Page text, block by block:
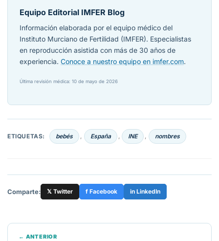
Equipo Editorial IMFER Blog
Información elaborada por el equipo médico del
Instituto Murciano de Fertilidad (IMFER). Especialistas
en reproducción asistida con más de 30 años de
experiencia. Conoce a nuestro equipo en imfer.com.
Última revisión médica: 10 de mayo de 2026
ETIQUETAS: bebés , España , INE , nombres
Comparte: 𝕏 Twitter f Facebook in LinkedIn
← ANTERIOR